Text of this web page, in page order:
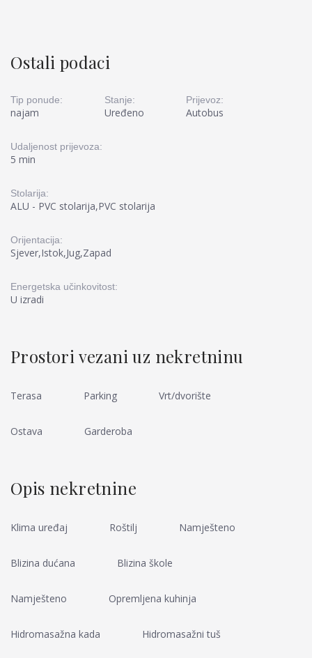
Ostali podaci
Tip ponude:
najam
Stanje:
Uređeno
Prijevoz:
Autobus
Udaljenost prijevoza:
5 min
Stolarija:
ALU - PVC stolarija,PVC stolarija
Orijentacija:
Sjever,Istok,Jug,Zapad
Energetska učinkovitost:
U izradi
Prostori vezani uz nekretninu
Terasa Parking Vrt/dvorište
Ostava Garderoba
Opis nekretnine
Klima uređaj Roštilj Namješteno
Blizina dućana Blizina škole
Namješteno Opremljena kuhinja
Hidromasažna kada Hidromasažni tuš